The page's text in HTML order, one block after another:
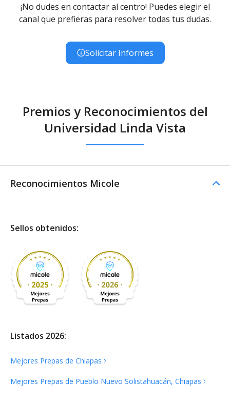
¡No dudes en contactar al centro! Puedes elegir el
canal que prefieras para resolver todas tus dudas.
Solicitar Informes
Premios y Reconocimientos del
Universidad Linda Vista
Reconocimientos Micole
Sellos obtenidos:
Listados 2026:
Mejores Prepas de Chiapas
Mejores Prepas de Pueblo Nuevo Solistahuacán, Chiapas